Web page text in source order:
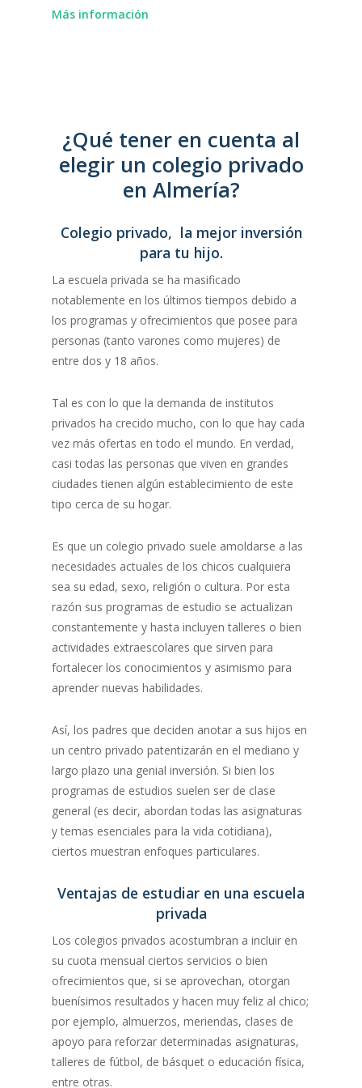
reflexión.
capacidades mayores.
Institución educativa con alto grado de
Más información
¿Qué tener en cuenta al
elegir un colegio privado
en Almería?
Colegio privado, la mejor inversión
para tu hijo.
La escuela privada se ha masificado
notablemente en los últimos tiempos debido a
los programas y ofrecimientos que posee para
personas (tanto varones como mujeres) de
entre dos y 18 años.
Tal es con lo que la demanda de institutos
privados ha crecido mucho, con lo que hay cada
vez más ofertas en todo el mundo. En verdad,
casi todas las personas que viven en grandes
ciudades tienen algún establecimiento de este
tipo cerca de su hogar.
Es que un colegio privado suele amoldarse a las
necesidades actuales de los chicos cualquiera
sea su edad, sexo, religión o cultura. Por esta
razón sus programas de estudio se actualizan
constantemente y hasta incluyen talleres o bien
actividades extraescolares que sirven para
fortalecer los conocimientos y asimismo para
aprender nuevas habilidades.
Así, los padres que deciden anotar a sus hijos en
un centro privado patentizarán en el mediano y
largo plazo una genial inversión. Si bien los
programas de estudios suelen ser de clase
general (es decir, abordan todas las asignaturas
y temas esenciales para la vida cotidiana),
ciertos muestran enfoques particulares.
Ventajas de estudiar en una escuela
privada
Los colegios privados acostumbran a incluir en
su cuota mensual ciertos servicios o bien
ofrecimientos que, si se aprovechan, otorgan
buenísimos resultados y hacen muy feliz al chico;
por ejemplo, almuerzos, meriendas, clases de
apoyo para reforzar determinadas asignaturas,
talleres de fútbol, de básquet o educación física,
entre otras.